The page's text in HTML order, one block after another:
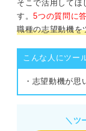
そこで活用してほ
す。5つの質問に
職種の志望動機を
こんな人にツー
・志望動機が思
＼ツ